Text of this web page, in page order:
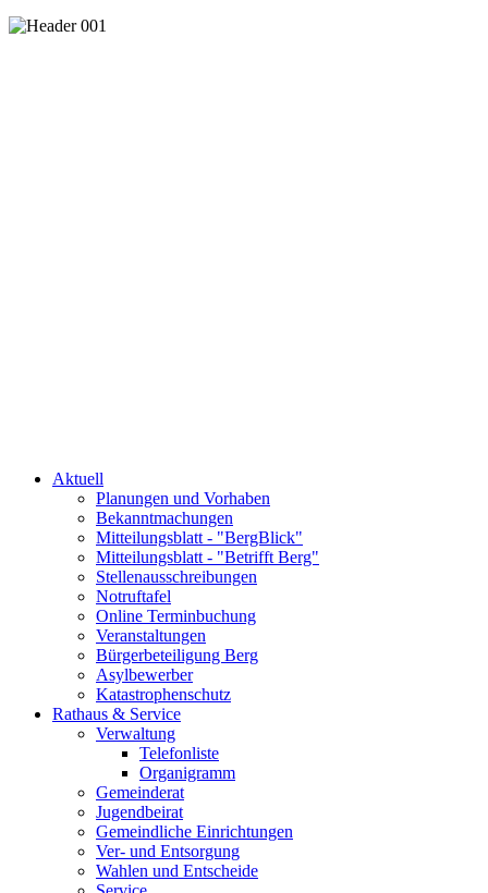
Aktuell
Planungen und Vorhaben
Bekanntmachungen
Mitteilungsblatt - "BergBlick"
Mitteilungsblatt - "Betrifft Berg"
Stellenausschreibungen
Notruftafel
Online Terminbuchung
Veranstaltungen
Bürgerbeteiligung Berg
Asylbewerber
Katastrophenschutz
Rathaus & Service
Verwaltung
Telefonliste
Organigramm
Gemeinderat
Jugendbeirat
Gemeindliche Einrichtungen
Ver- und Entsorgung
Wahlen und Entscheide